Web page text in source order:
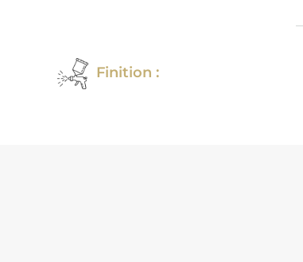
Finition :